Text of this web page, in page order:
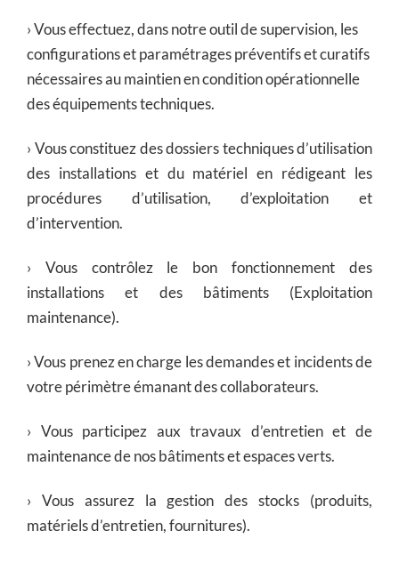
› Vous effectuez, dans notre outil de supervision, les
configurations et paramétrages préventifs et curatifs
nécessaires au maintien en condition opérationnelle
des équipements techniques.
› Vous constituez des dossiers techniques d’utilisation
des installations et du matériel en rédigeant les
procédures d’utilisation, d’exploitation et
d’intervention.
› Vous contrôlez le bon fonctionnement des
installations et des bâtiments (Exploitation
maintenance).
› Vous prenez en charge les demandes et incidents de
votre périmètre émanant des collaborateurs.
› Vous participez aux travaux d’entretien et de
maintenance de nos bâtiments et espaces verts.
› Vous assurez la gestion des stocks (produits,
matériels d’entretien, fournitures).